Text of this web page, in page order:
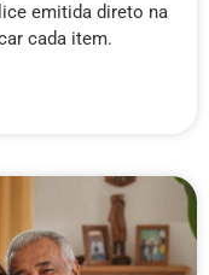
emitida direto na
cada item.